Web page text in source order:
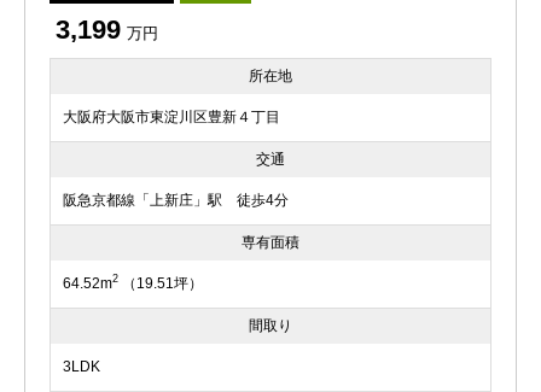
3,199 万円
所在地
大阪府大阪市東淀川区豊新４丁目
交通
阪急京都線「上新庄」駅 徒歩4分
専有面積
64.52m2 （19.51坪）
間取り
3LDK